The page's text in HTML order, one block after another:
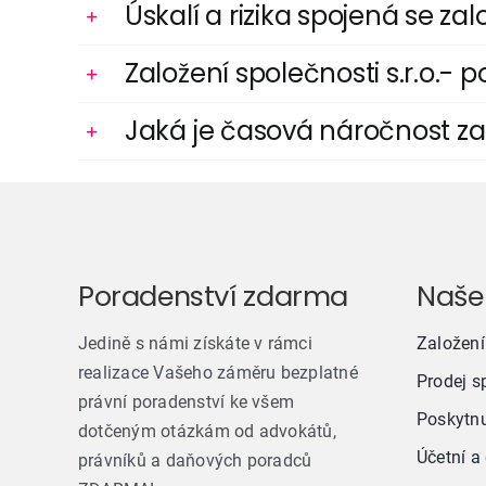
Úskalí a rizika spojená se
Založení společnosti s.r.o.-
Jaká je časová náročnost
Poradenství zdarma
Jedině s námi získáte v rámci
realizace Vašeho záměru bezplatné
právní poradenství ke všem
dotčeným otázkám od advokátů,
právníků a daňových poradců
Prodej
Účetní